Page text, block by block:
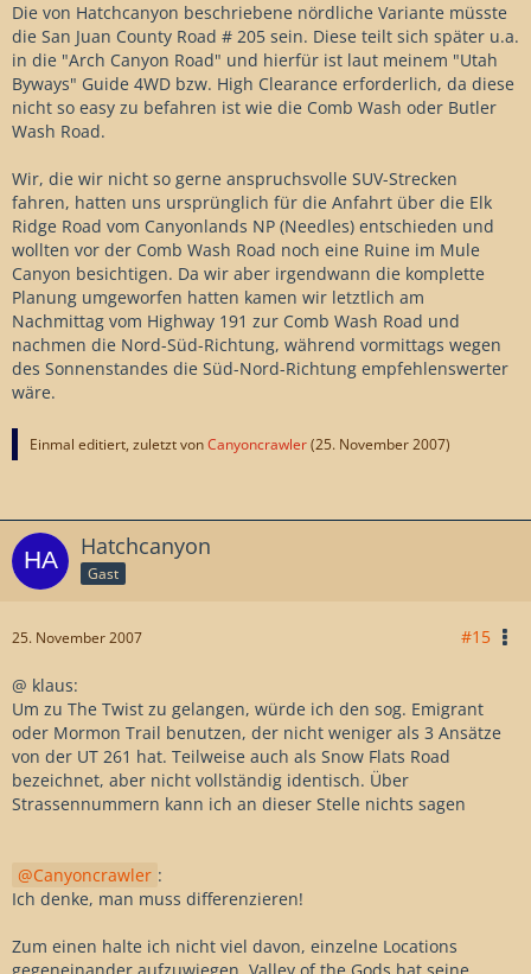
Die von Hatchcanyon beschriebene nördliche Variante müsste
die San Juan County Road # 205 sein. Diese teilt sich später u.a.
in die "Arch Canyon Road" und hierfür ist laut meinem "Utah
Byways" Guide 4WD bzw. High Clearance erforderlich, da diese
nicht so easy zu befahren ist wie die Comb Wash oder Butler
Wash Road.
Wir, die wir nicht so gerne anspruchsvolle SUV-Strecken
fahren, hatten uns ursprünglich für die Anfahrt über die Elk
Ridge Road vom Canyonlands NP (Needles) entschieden und
wollten vor der Comb Wash Road noch eine Ruine im Mule
Canyon besichtigen. Da wir aber irgendwann die komplette
Planung umgeworfen hatten kamen wir letztlich am
Nachmittag vom Highway 191 zur Comb Wash Road und
nachmen die Nord-Süd-Richtung, während vormittags wegen
des Sonnenstandes die Süd-Nord-Richtung empfehlenswerter
wäre.
Einmal editiert, zuletzt vonCanyoncrawler(25. November 2007)
Hatchcanyon
Gast
25. November 2007 #15
@ klaus:
Um zu The Twist zu gelangen, würde ich den sog. Emigrant
oder Mormon Trail benutzen, der nicht weniger als 3 Ansätze
von der UT 261 hat. Teilweise auch als Snow Flats Road
bezeichnet, aber nicht vollständig identisch. Über
Strassennummern kann ich an dieser Stelle nichts sagen
Canyoncrawler :
Ich denke, man muss differenzieren!
Zum einen halte ich nicht viel davon, einzelne Locations